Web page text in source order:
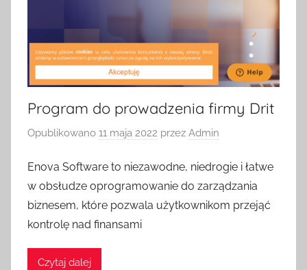
Program do prowadzenia firmy Drit
Opublikowano 11 maja 2022 przez Admin
Enova Software to niezawodne, niedrogie i łatwe
w obsłudze oprogramowanie do zarządzania
biznesem, które pozwala użytkownikom przejąć
kontrolę nad finansami
Czytaj dalej